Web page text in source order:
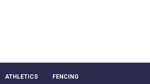
ATHLETICS FENCING